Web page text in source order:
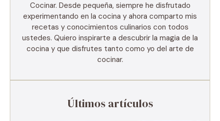
Cocinar. Desde pequeña, siempre he disfrutado
experimentando en la cocina y ahora comparto mis
recetas y conocimientos culinarios con todos
ustedes. Quiero inspirarte a descubrir la magia de la
cocina y que disfrutes tanto como yo del arte de
cocinar.
Últimos artículos